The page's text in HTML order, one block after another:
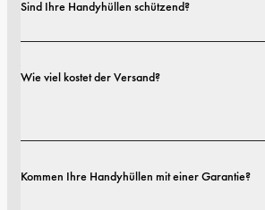
Sind Ihre Handyhüllen schützend?
Optionen von schlanken Profilen bis hin zu
Wie viel kostet der Versand?
Details findest du in unserer Versandrichtlinie.
Kommen Ihre Handyhüllen mit einer Garantie?